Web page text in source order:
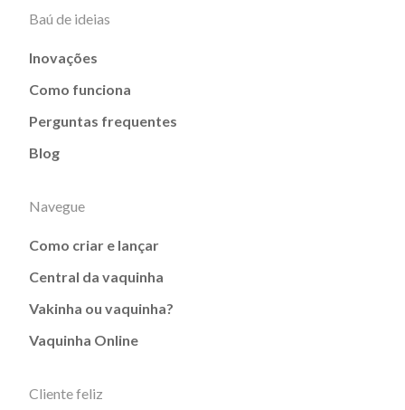
Baú de ideias
Inovações
Como funciona
Perguntas frequentes
Blog
Navegue
Como criar e lançar
Central da vaquinha
Vakinha ou vaquinha?
Vaquinha Online
Cliente feliz